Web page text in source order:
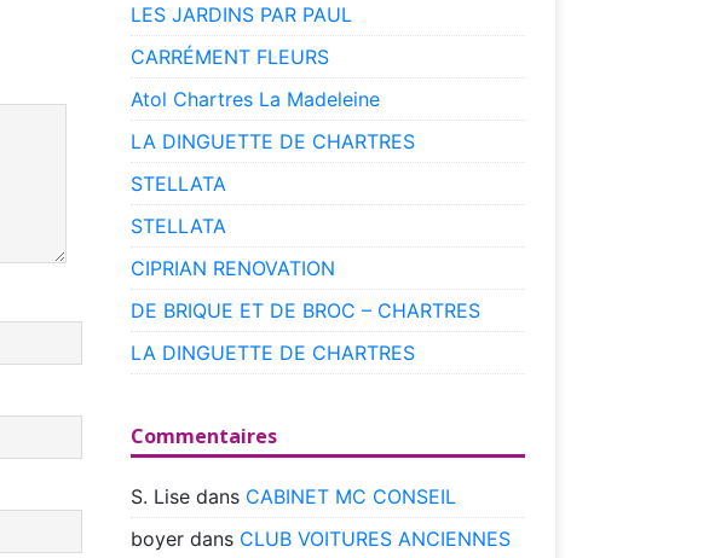
LES JARDINS PAR PAUL
CARRÉMENT FLEURS
Atol Chartres La Madeleine
LA DINGUETTE DE CHARTRES
STELLATA
STELLATA
CIPRIAN RENOVATION
DE BRIQUE ET DE BROC – CHARTRES
LA DINGUETTE DE CHARTRES
Commentaires
S. Lisedans CABINET MC CONSEIL
boyerdans CLUB VOITURES ANCIENNES